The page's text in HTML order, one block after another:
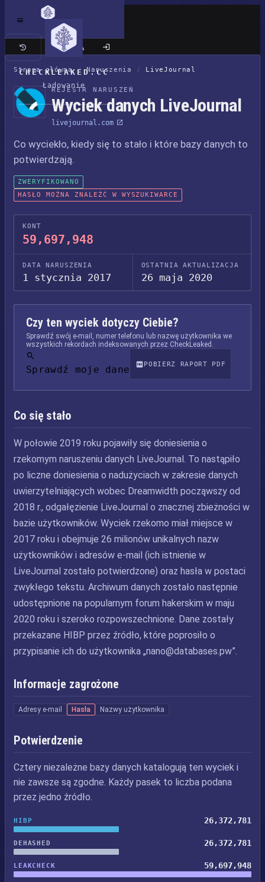
CHECKLEAKED.CC
Ładowanie
Klasyczna wersja
Strona główna / Naruszenia / LiveJournal
REJESTR NARUSZEŃ
Wyciek danych LiveJournal
livejournal.com
Co wyciekło, kiedy się to stało i które bazy danych to
potwierdzają.
ZWERYFIKOWANO
HASŁO MOŻNA ZNALEŹĆ W WYSZUKIWARCE
KONT
59,697,948
DATA NARUSZENIA
1 stycznia 2017
OSTATNIA AKTUALIZACJA
26 maja 2020
Czy ten wyciek dotyczy Ciebie?
Sprawdź swój e-mail, numer telefonu lub nazwę użytkownika we
wszystkich rekordach indeksowanych przez CheckLeaked.
Sprawdź moje dane POBIERZ RAPORT PDF
Co się stało
W połowie 2019 roku pojawiły się doniesienia o
rzekomym naruszeniu danych LiveJournal. To nastąpiło
po liczne doniesienia o nadużyciach w zakresie danych
uwierzytelniających wobec Dreamwidth począwszy od
2018 r., odgałęzienie LiveJournal o znacznej zbieżności w
bazie użytkowników. Wyciek rzekomo miał miejsce w
2017 roku i obejmuje 26 milionów unikalnych nazw
użytkowników i adresów e-mail (ich istnienie w
LiveJournal zostało potwierdzone) oraz hasła w postaci
zwykłego tekstu. Archiwum danych zostało następnie
udostępnione na popularnym forum hakerskim w maju
2020 roku i szeroko rozpowszechnione. Dane zostały
przekazane HIBP przez źródło, które poprosiło o
przypisanie ich do użytkownika „nano@databases.pw”.
Informacje zagrożone
Adresy e-mail Hasła Nazwy użytkownika
Potwierdzenie
Cztery niezależne bazy danych katalogują ten wyciek i
nie zawsze są zgodne. Każdy pasek to liczba podana
przez jedno źródło.
HIBP 26,372,781
DEHASHED 26,372,781
LEAKCHECK 59,697,948